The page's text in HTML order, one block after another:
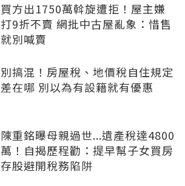
買方出1750萬斡旋遭拒！屋主嫌
打9折不賣 網批中古屋亂象：惜售
就別喊賣
別搞混！房屋稅、地價稅自住規定
差在哪 別以為有設籍就有優惠
陳重銘曝母親過世...遺產稅達4800
萬！自揭歷程勸：提早幫子女買房
存股避開稅務陷阱